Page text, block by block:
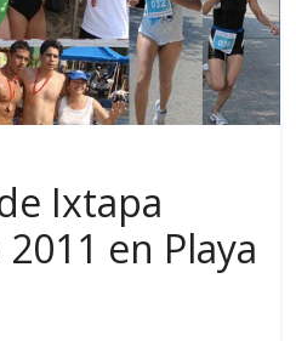
Ixtapa
en Playa